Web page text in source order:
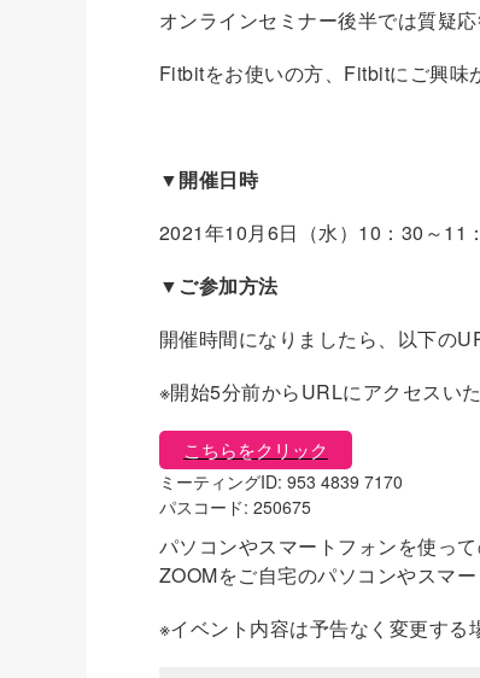
オンラインセミナー後半では質疑
Fitbitをお使いの方、Fitbitにご興味
▼開催日時
2021年10月6日（水）10：30～11
▼ご参加方法
開催時間になりましたら、以下の
※開始5分前からURLにアクセスい
こちらをクリック
ミーティングID: 953 4839 7170
パスコード: 250675
パソコンやスマートフォンを使っ
ZOOMをご自宅のパソコンやスマ
※イベント内容は予告なく変更する